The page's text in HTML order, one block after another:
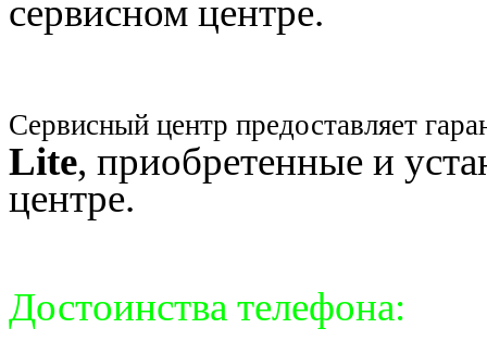
сервисном центре.
Сервисный центр предоставляет
Lite, приобретенные и
центре.
Достоинства телефона: